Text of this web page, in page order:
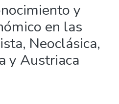
y
en las
Neoclásica,
y Austriaca